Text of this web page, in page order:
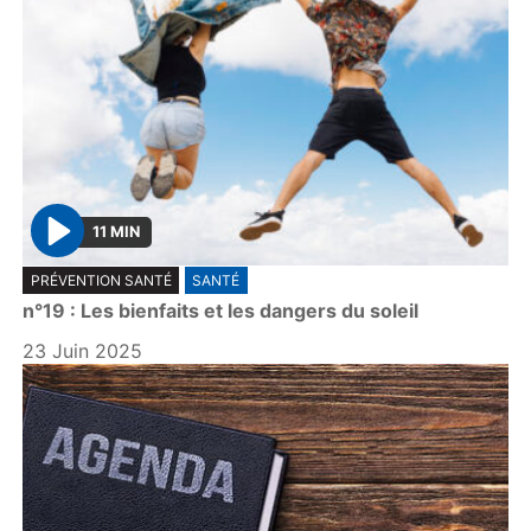
P
l
a
y
11 MIN
PRÉVENTION SANTÉ SANTÉ
n°19 : Les bienfaits et les dangers du soleil
23 Juin 2025